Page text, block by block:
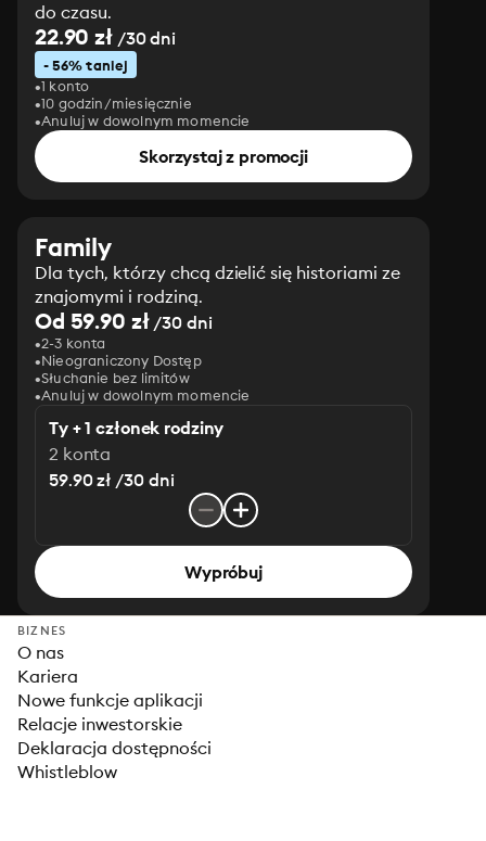
do czasu.
22.90 zł/30 dni
- 56% taniej
1 konto
10 godzin/miesięcznie
Anuluj w dowolnym momencie
Skorzystaj z promocji
Family
Dla tych, którzy chcą dzielić się historiami ze
znajomymi i rodziną.
Od 59.90 zł/30 dni
2-3 konta
Nieograniczony Dostęp
Słuchanie bez limitów
Anuluj w dowolnym momencie
Ty + 1 członek rodziny
2 konta
59.90 zł /30 dni
Wypróbuj
BIZNES
O nas
Kariera
Nowe funkcje aplikacji
Relacje inwestorskie
Deklaracja dostępności
Whistleblow